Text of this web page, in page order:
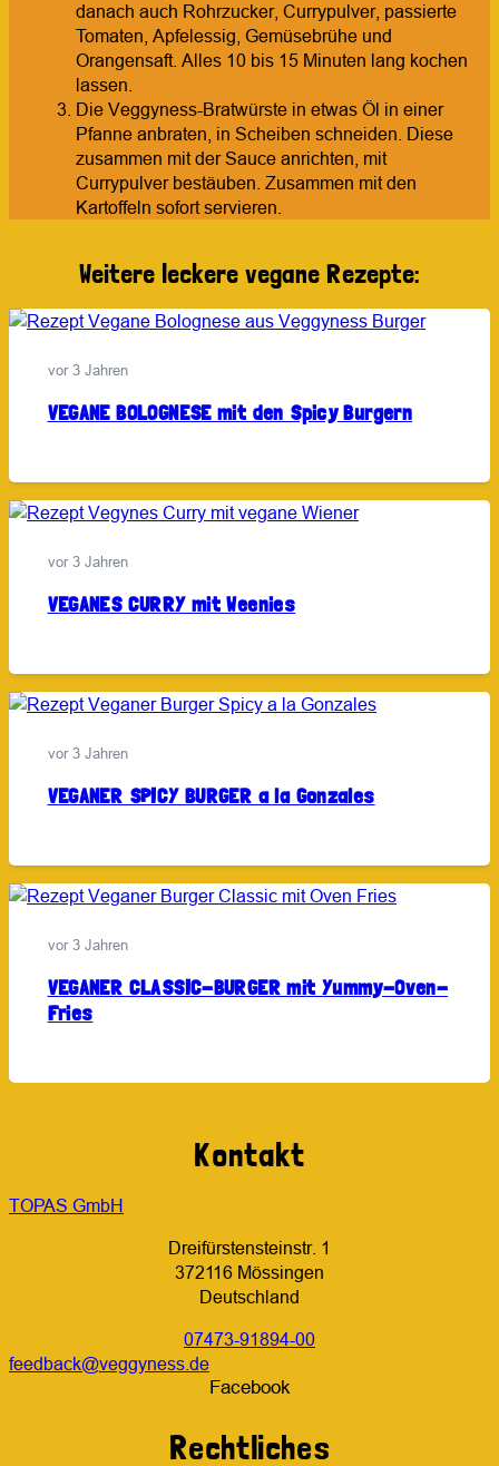
danach auch Rohrzucker, Currypulver, passierte
Tomaten, Apfelessig, Gemüsebrühe und
Orangensaft. Alles 10 bis 15 Minuten lang kochen
lassen.
Die Veggyness-Bratwürste in etwas Öl in einer
Pfanne anbraten, in Scheiben schneiden. Diese
zusammen mit der Sauce anrichten, mit
Currypulver bestäuben. Zusammen mit den
Kartoffeln sofort servieren.
Weitere leckere vegane Rezepte:
vor 3 Jahren
VEGANE BOLOGNESE mit den Spicy Burgern
vor 3 Jahren
VEGANES CURRY mit Weenies
vor 3 Jahren
VEGANER SPICY BURGER a la Gonzales
vor 3 Jahren
VEGANER CLASSIC-BURGER mit Yummy-Oven-
Fries
Kontakt
TOPAS GmbH
Dreifürstensteinstr. 1
372116 Mössingen
Deutschland
07473-91894-00
feedback@veggyness.de
Facebook
Rechtliches